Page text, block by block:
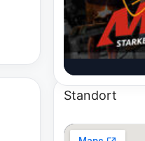
Standort